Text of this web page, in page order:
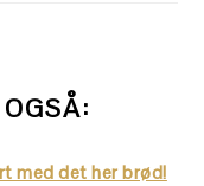
med det her brød!